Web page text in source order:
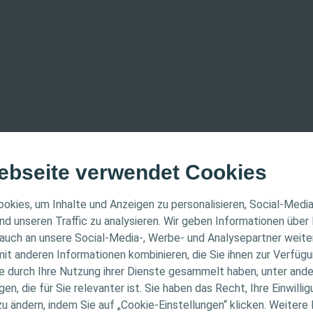
verwendet Cookies
um Inhalte und Anzeigen zu personalisieren, Social-
unseren Traffic zu analysieren. Wir geben Informationen über
an unsere Social-Media-, Werbe- und Analysepartner
anderen Informationen kombinieren, die Sie ihnen zur
durch Ihre Nutzung ihrer Dienste gesammelt haben, unter
die für Sie relevanter ist. Sie haben das Recht, Ihre
ändern, indem Sie auf „Cookie-Einstellungen“ klicken.
HINWEIS
sich nur an medizinische Fachpersonen. Der
und Fortbildungszwecke bestimmt.
medizinischen Rat. Die Verantwortung für die
liegt bei den medizinischen Fachpersonen.